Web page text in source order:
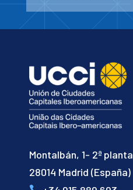
Montalbán, 1- 2ª planta
28014 Madrid (España)